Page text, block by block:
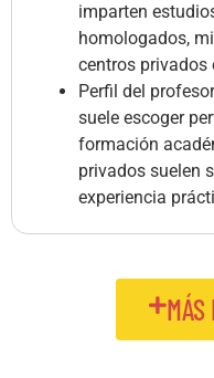
imparten
homologados,
centros privados
Perfil del
suele escoger
formación
privados suelen
experiencia